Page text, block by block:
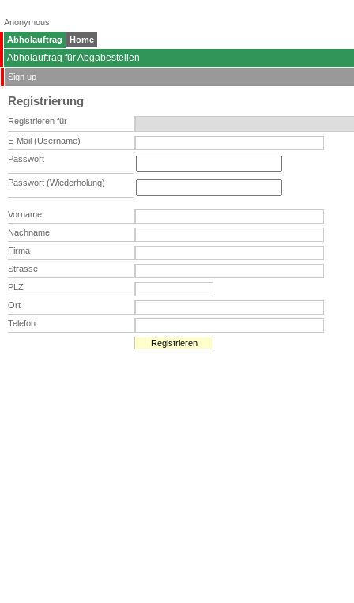
Anonymous
Abholauftrag
Home
Abholauftrag für Abgabestellen
Sign up
Registrierung
Registrieren für
E-Mail (Username)
Passwort
Passwort (Wiederholung)
Vorname
Nachname
Firma
Strasse
PLZ
Ort
Telefon